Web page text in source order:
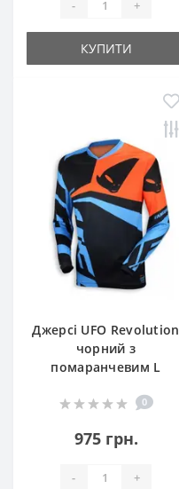
- +
КУПИТИ
Джерсі UFO Revolution
чорний з
помаранчевим L
0
975 грн.
- +